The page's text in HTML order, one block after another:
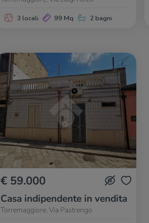
3 locali 99 Mq 2 bagni
€ 59.000
Casa indipendente in vendita
Torremaggiore, Via Pastrengo